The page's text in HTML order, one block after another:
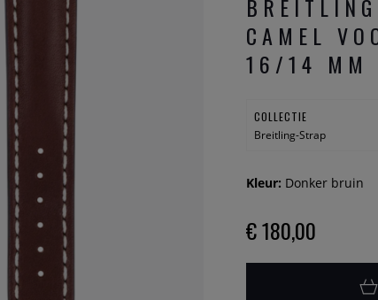
CAMEL
16/14 MM
COLLECTIE
Breitling-Strap
Kleur: Donker bruin
€ 180,00